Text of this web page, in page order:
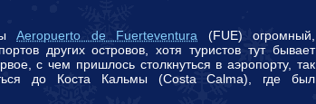
Aeropuerto de Fuerteventura (FUE) огромный,
других островов, хотя туристов тут бывает
с чем пришлось столкнуться в аэропорту, так
до Коста Кальмы (Costa Calma), где был